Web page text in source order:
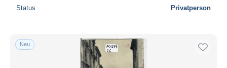
Status Privatperson
Neu